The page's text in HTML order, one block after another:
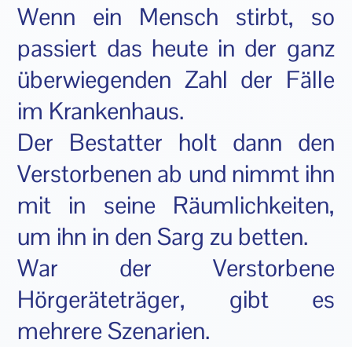
Wenn ein Mensch stirbt, so
passiert das heute in der ganz
überwiegenden Zahl der Fälle
im Krankenhaus.
Der Bestatter holt dann den
Verstorbenen ab und nimmt ihn
mit in seine Räumlichkeiten,
um ihn in den Sarg zu betten.
War der Verstorbene
Hörgeräteträger, gibt es
mehrere Szenarien.